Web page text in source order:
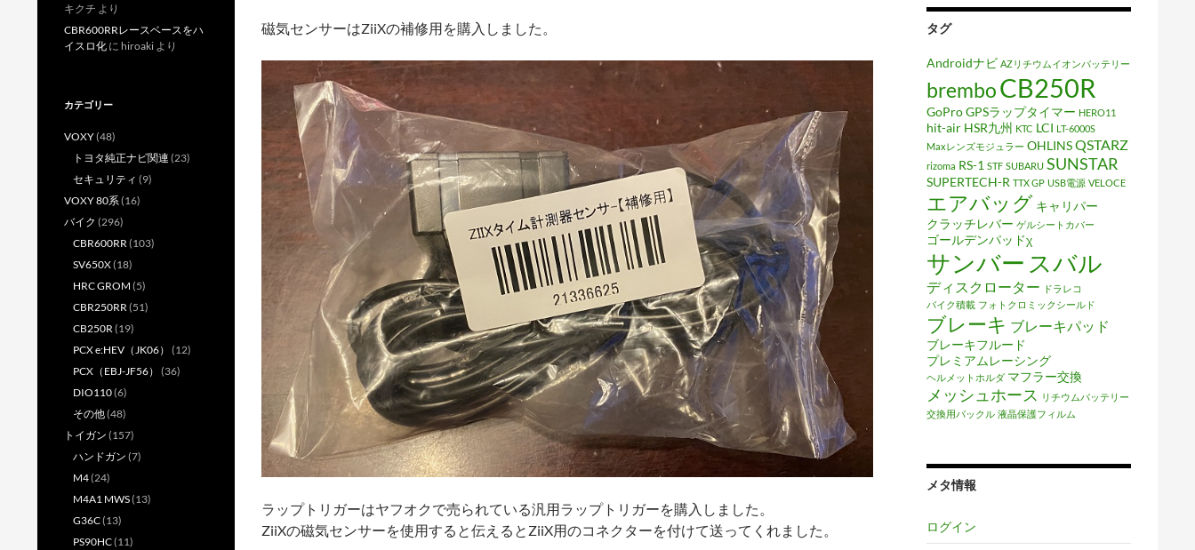
磁気センサーはZiiXの補修用を購入しました。
ラップトリガーはヤフオクで売られている汎用ラップトリガーを購入しました。
ZiiXの磁気センサーを使用すると伝えるとZiiX用のコネクターを付けて送ってくれました。
タグ
Androidナビ AZリチウムイオンバッテリー
bremboCB250R
GoProGPSラップタイマー HERO11
hit-air HSR九州 KTC LCI LT-6000S
Maxレンズモジュラー OHLINSQSTARZ
rizoma RS-1 STF SUBARU SUNSTAR
SUPERTECH-R TTX GP USB電源 VELOCE
エアバッグ キャリパー
クラッチレバー ゲルシートカバー
ゴールデンパッドχ
サンバー スバル
ディスクローター
ドラレコ
バイク積載 フォトクロミックシールド
ブレーキ ブレーキパッド
ブレーキフルード
プレミアムレーシング
ヘルメットホルダ マフラー交換
メッシュホース
リチウムバッテリー
交換用バックル 液晶保護フィルム
メタ情報
ログイン
キクチ より
CBR600RRレースベースをハ
イスロ化 に hiroaki より
カテゴリー
VOXY(48)
トヨタ純正ナビ関連 (23)
セキュリティ (9)
VOXY 80系(16)
バイク (296)
CBR600RR(103)
SV650X(18)
HRC GROM (5)
CBR250RR(51)
CB250R(19)
PCX e:HEV（JK06） (12)
PCX（EBJ-JF56） (36)
DIO110(6)
その他(48)
トイガン (157)
ハンドガン (7)
M4(24)
M4A1 MWS(13)
G36C(13)
PS90HC(11)